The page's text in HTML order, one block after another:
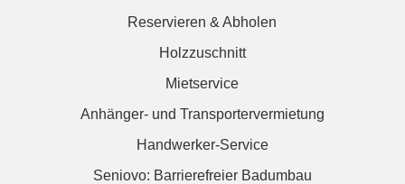
Reservieren & Abholen
Holzzuschnitt
Mietservice
Anhänger- und Transportervermietung
Handwerker-Service
Seniovo: Barrierefreier Badumbau